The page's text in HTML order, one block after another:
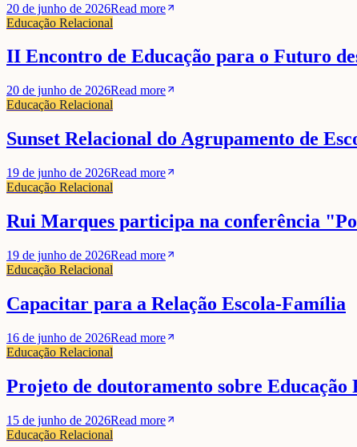
20 de junho de 2026Read more
Educação Relacional
II Encontro de Educação para o Futuro
20 de junho de 2026Read more
Educação Relacional
Sunset Relacional do Agrupamento de
19 de junho de 2026Read more
Educação Relacional
Rui Marques participa na conferência
19 de junho de 2026Read more
Educação Relacional
Capacitar para a Relação Escola-Família
16 de junho de 2026Read more
Educação Relacional
Projeto de doutoramento sobre
15 de junho de 2026Read more
Educação Relacional